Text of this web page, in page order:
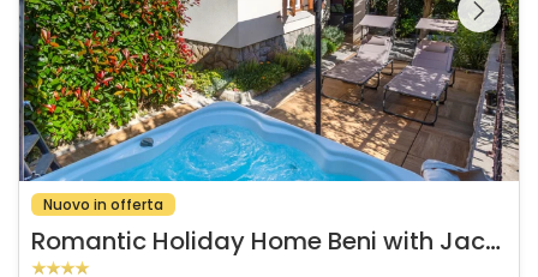
galleria sulla
Nuovo in offerta
R
omantic Holiday Home Beni with Jacuzzi